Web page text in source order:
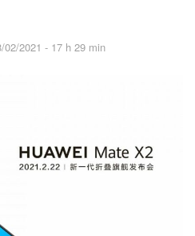
02/2021 - 17 h 29 min